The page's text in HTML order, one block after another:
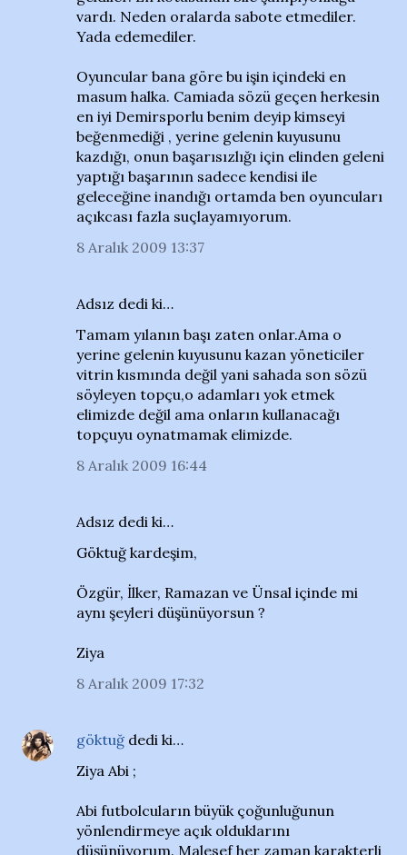
vardı. Neden oralarda sabote etmediler.
Yada edemediler.
Oyuncular bana göre bu işin içindeki en
masum halka. Camiada sözü geçen herkesin
en iyi Demirsporlu benim deyip kimseyi
beğenmediği , yerine gelenin kuyusunu
kazdığı, onun başarısızlığı için elinden geleni
yaptığı başarının sadece kendisi ile
geleceğine inandığı ortamda ben oyuncuları
açıkcası fazla suçlayamıyorum.
8 Aralık 2009 13:37
Adsız dedi ki…
Tamam yılanın başı zaten onlar.Ama o
yerine gelenin kuyusunu kazan yöneticiler
vitrin kısmında değil yani sahada son sözü
söyleyen topçu,o adamları yok etmek
elimizde değil ama onların kullanacağı
topçuyu oynatmamak elimizde.
8 Aralık 2009 16:44
Adsız dedi ki…
Göktuğ kardeşim,
Özgür, İlker, Ramazan ve Ünsal içinde mi
aynı şeyleri düşünüyorsun ?
Ziya
8 Aralık 2009 17:32
göktuğ dedi ki…
Ziya Abi ;
Abi futbolcuların büyük çoğunluğunun
yönlendirmeye açık olduklarını
düşünüyorum. Malesef her zaman karakterli